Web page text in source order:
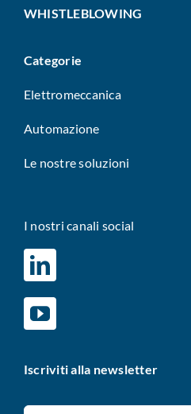
WHISTLEBLOWING
Categorie
Elettromeccanica
Automazione
Le nostre soluzioni
I nostri canali social
Iscriviti alla newsletter